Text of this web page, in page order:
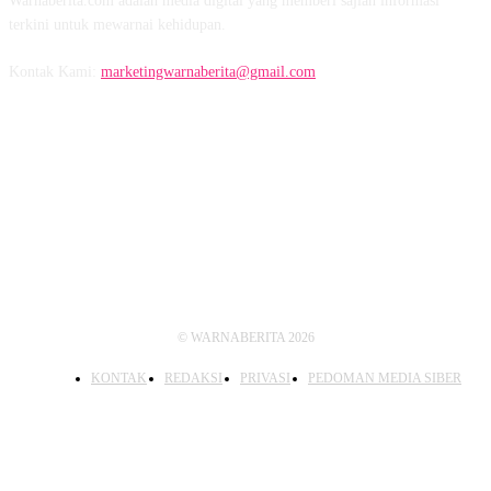
marketingwarnaberita@gmail.com
© WARNABERITA 2026
KONTAK REDAKSI PRIVASI PEDOMAN MEDIA SIBER